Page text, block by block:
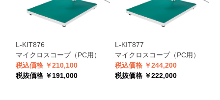
L-KIT876
マイクロスコープ（PC用）
税込価格 ￥210,100
税抜価格 ￥191,000
L-KIT877
マイクロスコープ（PC用）
税込価格 ￥244,200
税抜価格 ￥222,000